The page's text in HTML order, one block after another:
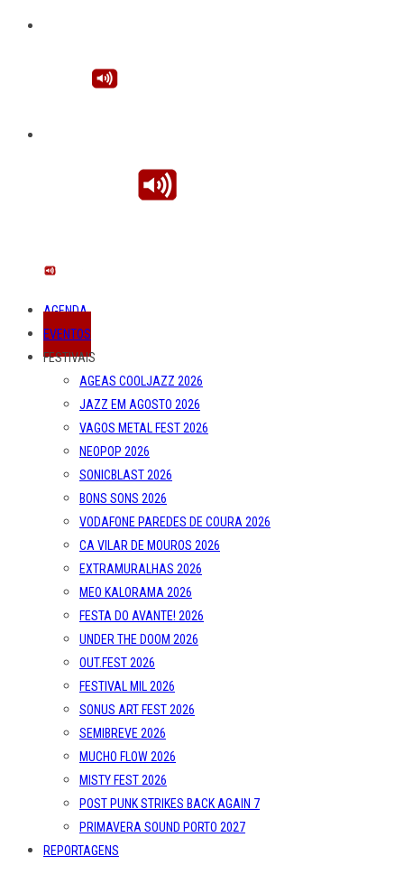
AGENDA
EVENTOS
FESTIVAIS
AGEAS COOLJAZZ 2026
JAZZ EM AGOSTO 2026
VAGOS METAL FEST 2026
NEOPOP 2026
SONICBLAST 2026
BONS SONS 2026
VODAFONE PAREDES DE COURA 2026
CA VILAR DE MOUROS 2026
EXTRAMURALHAS 2026
MEO KALORAMA 2026
FESTA DO AVANTE! 2026
UNDER THE DOOM 2026
OUT.FEST 2026
FESTIVAL MIL 2026
SONUS ART FEST 2026
SEMIBREVE 2026
MUCHO FLOW 2026
MISTY FEST 2026
POST PUNK STRIKES BACK AGAIN 7
PRIMAVERA SOUND PORTO 2027
REPORTAGENS